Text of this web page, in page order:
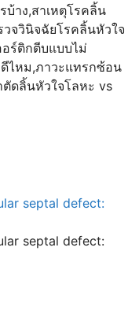
บ้าง,สาเหตุโรคลิ้น
วจวินิจฉัยโรคลิ้นหัวใจ
อร์ติกตีบแบบไม่
ดีไหม,ภาวะแทรกซ้อน
ตัดลิ้นหัวใจโลหะ vs
septal defect:
septal defect: